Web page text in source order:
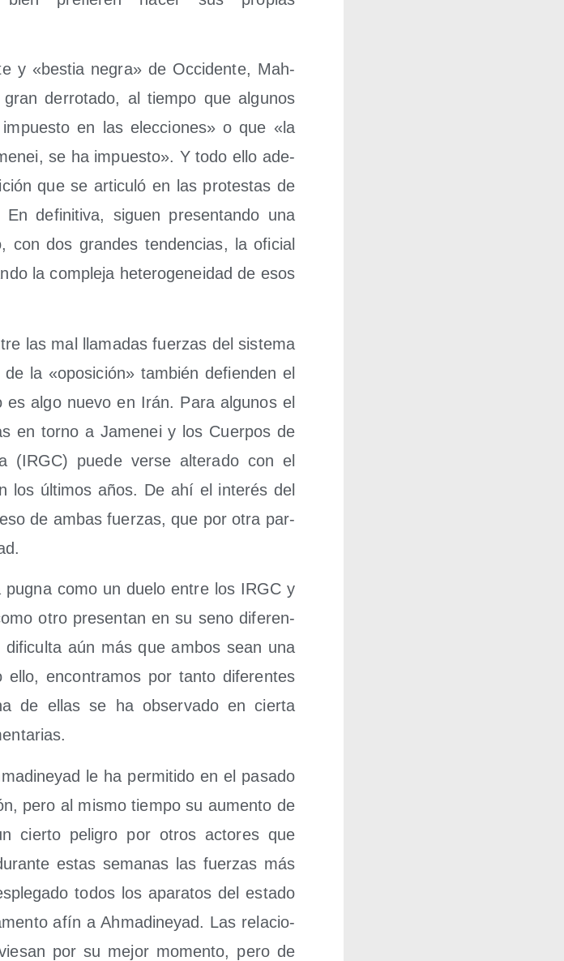
y «bes­tia negra» de Occi­den­te, Mah­
derro­ta­do, al tiem­po que algu­nos
en las elec­cio­nes» o que «la
se ha impues­to». Y todo ello ade­
que se arti­cu­ló en las pro­tes­tas de
defi­ni­ti­va, siguen pre­sen­tan­do una
con dos gran­des ten­den­cias, la ofi­cial
la com­ple­ja hete­ro­ge­nei­dad de esos
las mal lla­ma­das fuer­zas del sis­te­ma
la «opo­si­ción» tam­bién defien­den el
algo nue­vo en Irán. Para algu­nos el
en torno a Jame­nei y los Cuer­pos de
(IRGC) pue­de ver­se alte­ra­do con el
los últi­mos años. De ahí el inte­rés del
de ambas fuer­zas, que por otra par­
como un due­lo entre los IRGC y
otro pre­sen­tan en su seno dife­ren­
aún más que ambos sean una
ello, encon­tra­mos por tan­to dife­ren­tes
de ellas se ha obser­va­do en cier­ta
le ha per­mi­ti­do en el pasa­do
pero al mis­mo tiem­po su aumen­to de
cier­to peli­gro por otros acto­res que
estas sema­nas las fuer­zas más
todos los apa­ra­tos del esta­do
afín a Ahma­di­ne­yad. Las rela­cio­
por su mejor momen­to, pero de